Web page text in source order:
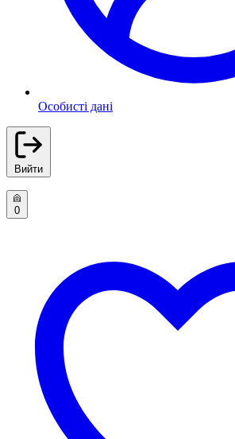
Особисті дані
Вийти
0